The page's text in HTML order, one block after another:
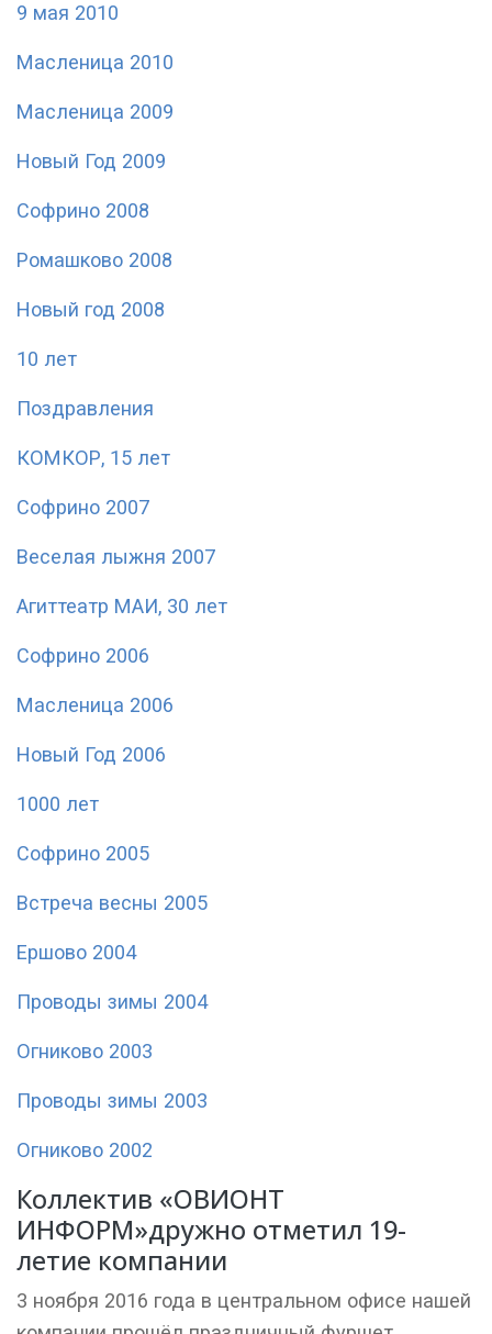
9 мая 2010
Масленица 2010
Масленица 2009
Новый Год 2009
Софрино 2008
Ромашково 2008
Новый год 2008
10 лет
Поздравления
КОМКОР, 15 лет
Софрино 2007
Веселая лыжня 2007
Агиттеатр МАИ, 30 лет
Софрино 2006
Масленица 2006
Новый Год 2006
1000 лет
Софрино 2005
Встреча весны 2005
Ершово 2004
Проводы зимы 2004
Огниково 2003
Проводы зимы 2003
Огниково 2002
Коллектив «ОВИОНТ
ИНФОРМ»дружно отметил 19-
летие компании
3 ноября 2016 года в центральном офисе нашей